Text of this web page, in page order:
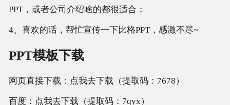
PPT，或者公司介绍啥的都很适合；
4、喜欢的话，帮忙宣传一下比格PPT，感激不尽~
PPT模板下载
网页直接下载：点我去下载（提取码：7678）
百度：点我去下载（提取码：7qyx）